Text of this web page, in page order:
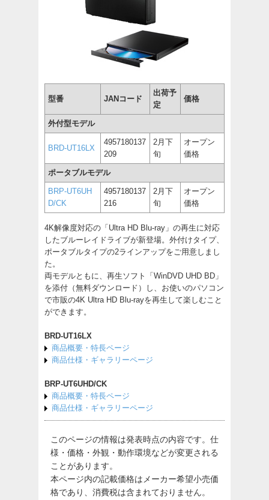
型番 JANコード
出荷予
定
価格
外付型モデル
BRD-UT16LX
4957180137
209
2月下
旬
オープン
価格
ポータブルモデル
BRP-UT6UH
D/CK
4957180137
216
2月下
旬
オープン
価格
4K解像度対応の「Ultra HD Blu-ray」の再生に対応
したブルーレイドライブが新登場。外付けタイプ、
ポータブルタイプの2ラインアップをご用意しまし
た。
両モデルともに、再生ソフト「WinDVD UHD BD」
を添付（無料ダウンロード）し、お使いのパソコン
で市販の4K Ultra HD Blu-rayを再生して楽しむこと
ができます。
BRD-UT16LX
商品概要・特長ページ
商品仕様・ギャラリーページ
BRP-UT6UHD/CK
商品概要・特長ページ
商品仕様・ギャラリーページ
このページの情報は発表時点の内容です。仕
様・価格・外観・動作環境などが変更される
ことがあります。
本ページ内の記載価格はメーカー希望小売価
格であり、消費税は含まれておりません。